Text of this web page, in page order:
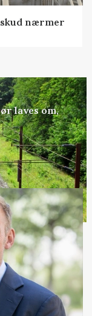
nærmer
laves om,